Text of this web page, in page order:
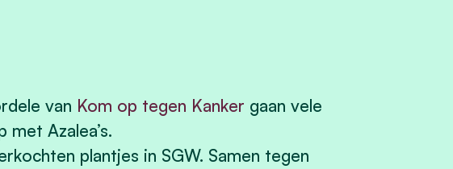
van Kom op tegen Kanker gaan vele
Azalea’s.
plantjes in SGW. Samen tegen